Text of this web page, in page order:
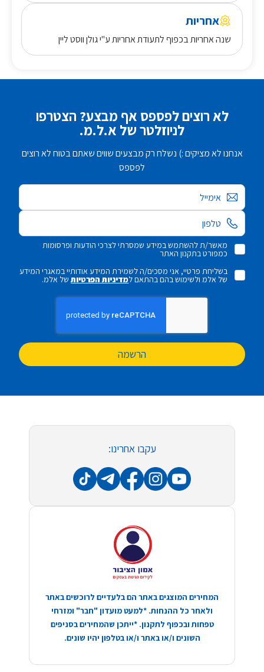
אחריות
שנה אחריות בכפוף לתעודת אחריות ע"י גולן ווסט ליין
לא רוצים לפספס אף מבצע? הצטרפו
לניוזלטר של א.ל.מ.
אנחנו לא מציקים :) נשלח רק מבצעים שווים שאתם בטוח לא רוצים
לפספס
אימייל
מאשר/ת להשתמש במידע שמסרתי לצרכי הודעות ופרסומות
כמפורט בתקנון האתר
בשליחת פרטיי, אני מסכים/ה לשמירת המידע אודותיי במאגרי המידע
של אלמ ולשימוש בהם בהתאם למדיניות הפרטיותשל אלמ.
הרשמה
עקבו אחרינו:
המחירים המוצגים באתר הם בלעדיים לרוכשים באתר
ולאחר כל ההנחות. *למעט מועדון "חבר" ומזרחי
טפחות ובכפוף לתקנון. *ייתכן שהמחירים בסניפים
השונים ו/או באתר ו/או בטלפון יהיו שונים.